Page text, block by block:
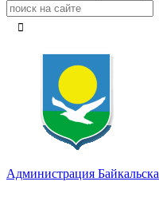
Администрация Байкальска